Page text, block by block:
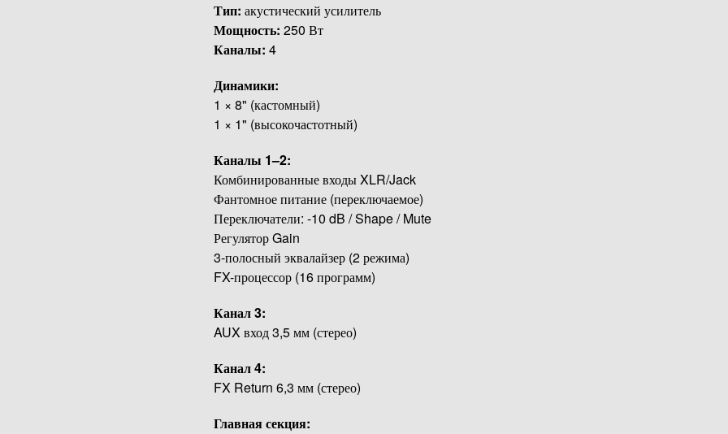
Тип: акустический усилитель
Мощность: 250 Вт
Каналы: 4
Динамики:
1 × 8" (кастомный)
1 × 1" (высокочастотный)
Каналы 1–2:
Комбинированные входы XLR/Jack
Фантомное питание (переключаемое)
Переключатели: -10 dB / Shape / Mute
Регулятор Gain
3-полосный эквалайзер (2 режима)
FX-процессор (16 программ)
Канал 3:
AUX вход 3,5 мм (стерео)
Канал 4:
FX Return 6,3 мм (стерео)
Главная секция: